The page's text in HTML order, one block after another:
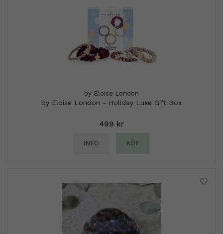
by Eloise London
by Eloise London - Holiday Luxe Gift Box
499 kr
INFO KÖP